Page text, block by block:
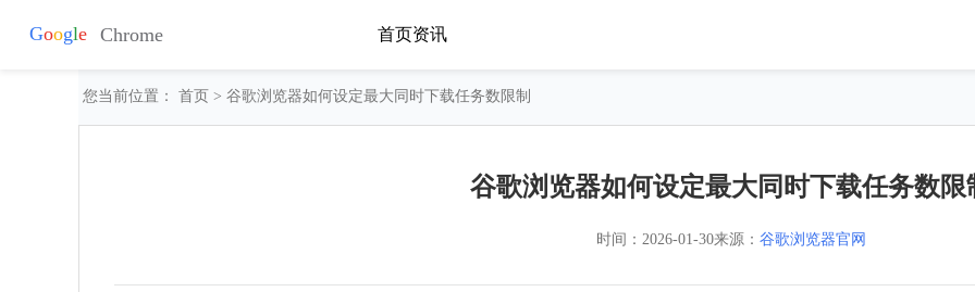
首页资讯
您当前位置： 首页 > 谷歌浏览器如何设定最大同时下载任务数限制
谷歌浏览器如何设定最大同时下载任务数限
时间： 2026-01-30来源： 谷歌浏览器官网